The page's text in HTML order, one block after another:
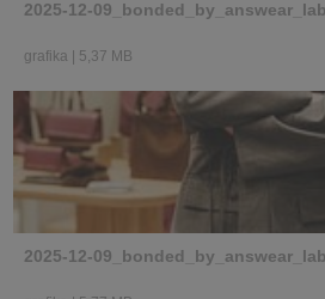
2025-12-
grafika 5,37 MB
2025-12-